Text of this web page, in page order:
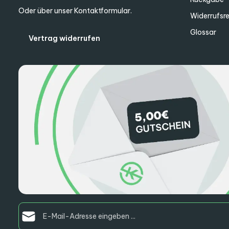
Oder über unserKontaktformular.
Vertrag widerrufen
Glossar
E-Mail-Adresse*